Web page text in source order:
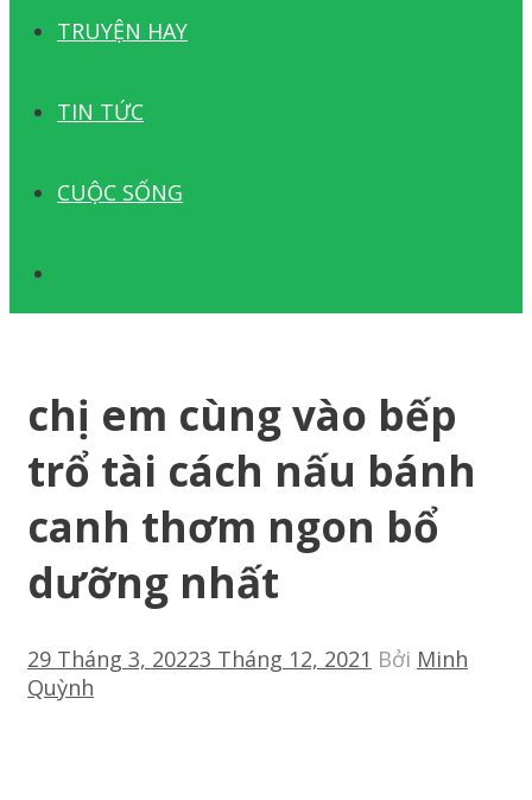
TRUYỆN HAY
TIN TỨC
CUỘC SỐNG
chị em cùng vào bếp
trổ tài cách nấu bánh
canh thơm ngon bổ
dưỡng nhất
29 Tháng 3, 20223 Tháng 12, 2021 Bởi Minh
Quỳnh